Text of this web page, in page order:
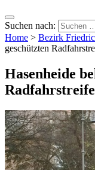
Suchen nach:
Home > Bezirk
geschützten
Hasenheide